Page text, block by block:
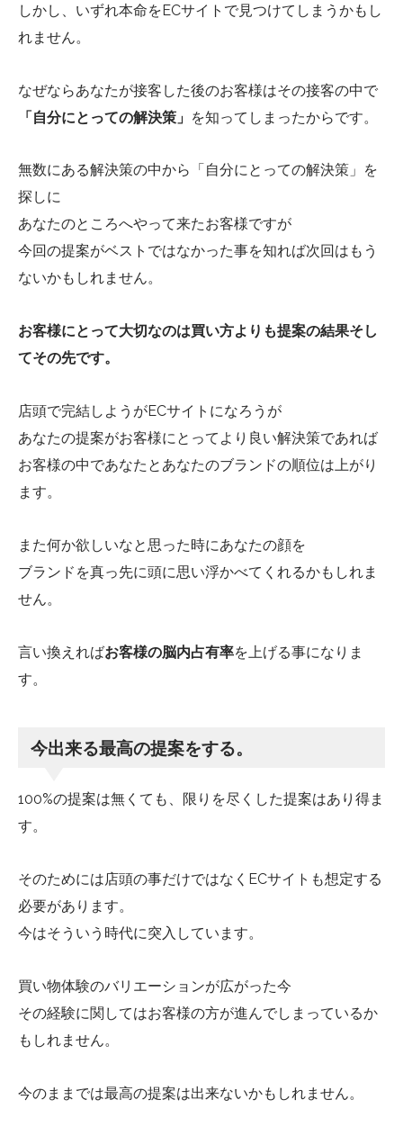
しかし、いずれ本命をECサイトで見つけてしまうかもし
れません。
なぜならあなたが接客した後のお客様はその接客の中で
「自分にとっての解決策」 を知ってしまったからです。
無数にある解決策の中から「自分にとっての解決策」を
探しに
あなたのところへやって来たお客様ですが
今回の提案がベストではなかった事を知れば次回はもう
ないかもしれません。
お客様にとって大切なのは買い方よりも提案の結果そし
てその先です。
店頭で完結しようがECサイトになろうが
あなたの提案がお客様にとってより良い解決策であれば
お客様の中であなたとあなたのブランドの順位は上がり
ます。
また何か欲しいなと思った時にあなたの顔を
ブランドを真っ先に頭に思い浮かべてくれるかもしれま
せん。
言い換えればお客様の脳内占有率を上げる事になりま
す。
今出来る最高の提案をする。
100%の提案は無くても、限りを尽くした提案はあり得ま
す。
そのためには店頭の事だけではなくECサイトも想定する
必要があります。
今はそういう時代に突入しています。
買い物体験のバリエーションが広がった今
その経験に関してはお客様の方が進んでしまっているか
もしれません。
今のままでは最高の提案は出来ないかもしれません。